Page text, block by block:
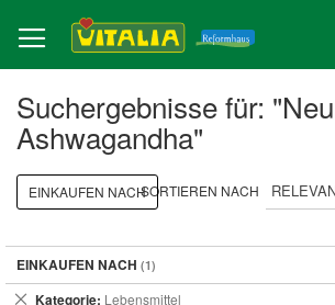
zum
Inhalt
Suchergebnisse für:
Ashwagandha"
SORTIEREN NACH
EINKAUFEN NACH
EINKAUFEN NACH
Kategorie Lebensmittel
Dies